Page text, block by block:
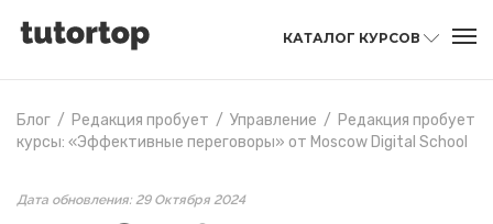
КАТАЛОГ КУРСОВ
Блог / Редакция пробует / Управление / Редакция пробует
курсы: «Эффективные переговоры» от Moscow Digital School
Дата обновления: 29 Октября 2024